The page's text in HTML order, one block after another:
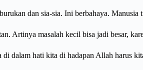
dan sia-sia. Ini berbahaya.
Artinya masalah kecil bisa jadi besar,
dalam hati kita di hadapan Allah harus